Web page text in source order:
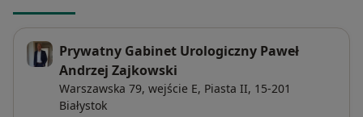
Prywatny Gabinet Urologiczny Paweł
Andrzej Zajkowski
Warszawska 79, wejście E, Piasta II, 15-201
Białystok